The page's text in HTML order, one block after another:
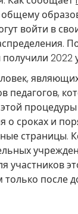
войти в
2022
педагогов,
сроках и
страницы.
после